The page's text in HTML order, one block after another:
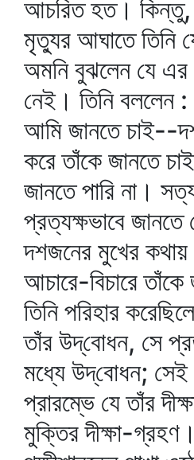
আচরিত হত। কিন্তু,
মৃত্যুর আঘাতে তিনি
অমনি বুঝলেন যে এর
নেই। তিনি বললেন
আমি জানতে চাই--
করে তাঁকে জানতে
জানতে পারি না।
প্রত্যক্ষভাবে জানতে
দশজনের মুখের কথায়
আচারে-বিচারে তাঁকে
তিনি পরিহার
তাঁর উদ্‌বোধন, সে
মধ্যে উদ্‌বোধন;
প্রারম্ভে যে তাঁর
মুক্তির দীক্ষা-